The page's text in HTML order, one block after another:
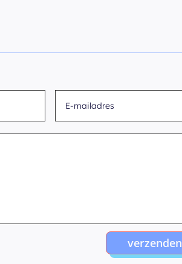
verzenden